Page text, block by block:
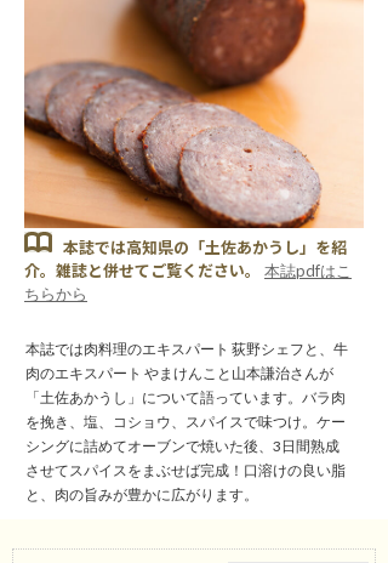
本誌では高知県の「土佐あかうし」を紹
介。雑誌と併せてご覧ください。
本誌pdfはこ
ちらから
本誌では肉料理のエキスパート 荻野シェフと、牛
肉のエキスパート やまけんこと山本謙治さんが
「土佐あかうし」について語っています。バラ肉
を挽き、塩、コショウ、スパイスで味つけ。ケー
シングに詰めてオーブンで焼いた後、3日間熟成
させてスパイスをまぶせば完成！口溶けの良い脂
と、肉の旨みが豊かに広がります。